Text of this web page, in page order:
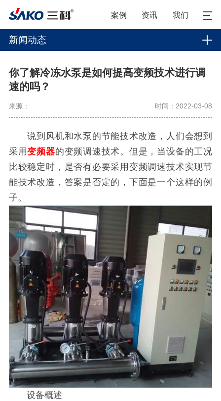
案例 资讯 我们
新闻动态
你了解冷冻水泵是如何提高变频技术进行调
速的吗？
来源： 时间：2022-03-08
说到风机和水泵的节能技术改造，人们会想到
采用变频器的变频调速技术。但是，当设备的工况
比较稳定时，是否有必要采用变频调速技术实现节
能技术改造，答案是否定的，下面是一个这样的例
子。
设备概述